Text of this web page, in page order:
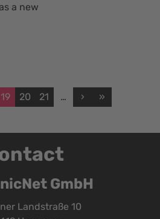
a new
19 20 21 … › »
GmbH
Landstraße 10